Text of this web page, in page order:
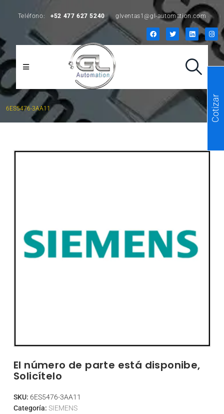
Teléfono: +52 477 627 5240 glventas1@gl-automation.com
6ES5476-3AA11
El número de parte está disponibe,
Solicítelo
SKU: 6ES5476-3AA11
Categoría: SIEMENS
Cotizar